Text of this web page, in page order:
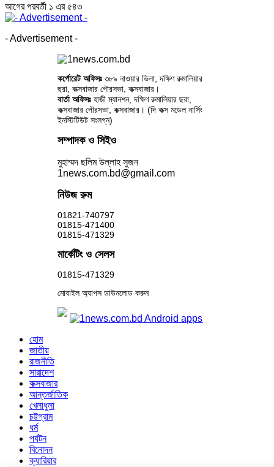
আগেরপরবর্তী ১ এর ৫৪৩
- Advertisement -
কর্পোরেট অফিসঃ ৩৮৯ নাওয়ার ভিলা, দক্ষিণ রুমালিয়ার
ছরা, কক্সবাজার পৌরসভা, কক্সবাজার।
বার্তা অফিসঃহাজী ম্যানশন, দক্ষিণ রুমালিয়ার ছরা,
কক্সবাজার পৌরসভা, কক্সবাজার। (দি কক্স মডেল নার্সিং
ইনস্টিটিউট সংলগ্ন)
সম্পাদক ও সিইও
মুহাম্মদ ছলিম উল্লাহ সুজন
1news.com.bd@gmail.com
নিউজ রুম
01821-740797
01815-471400
01815-471329
মার্কেটিং ও সেলস
01815-471329
মোবাইল অ্যাপস ডাউনলোড করুন
হোম
জাতীয়
রাজনীতি
সারাদেশ
কক্সবাজার
আন্তর্জাতিক
খেলাধুলা
চট্টগ্রাম
ধর্ম
পর্যটন
বিনোদন
ক্যারিয়ার